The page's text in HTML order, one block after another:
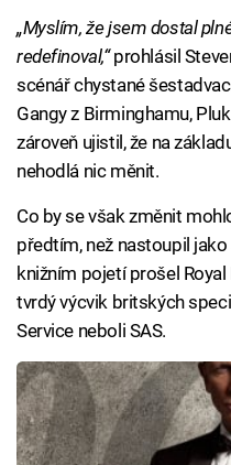
„Myslím, že jsem dostal
redefinoval,“prohlásil
scénář chystané
Gangy z Birminghamu,
zároveň ujistil, že na
nehodlá nic měnit.
Co by se však změnit
předtím, než nastoupil
knižním pojetí prošel Royal
tvrdý výcvik britských
Service neboli SAS.